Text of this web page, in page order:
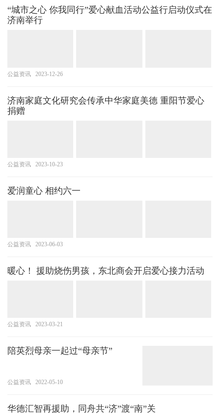
“城市之心 你我同行”爱心献血活动公益行启动仪式在
济南举行
公益资讯 2023-12-26
济南家庭文化研究会传承中华家庭美德 重阳节爱心
捐赠
公益资讯 2023-10-23
爱润童心 相约六一
公益资讯 2023-06-03
暖心！ 援助烧伤男孩，东北商会开启爱心接力活动
公益资讯 2023-03-21
陪英烈母亲一起过“母亲节”
公益资讯 2022-05-10
华德汇智再援助，同舟共“济”渡“南”关